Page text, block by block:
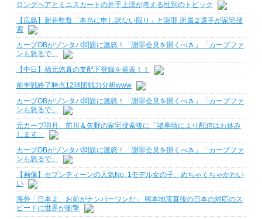
ロングヘアとミニスカートの井手上漠が考える性別のトピック
【広島】新井監督「本当に申し訳ない限り」と謝罪 所属２選手が家宅捜
索
カープOBがゾンタバ問題に激怒！「謝罪会見を開くべき」「カープファ
ンも怒るで」
【中日】福元悠真の支配下登録を発表！！
前半戦終了時点12球団戦力分析www
カープOBがゾンタバ問題に激怒！「謝罪会見を開くべき」「カープファ
ンも怒るで」
元カープ羽月、前川＆矢野の家宅捜索後に「諸事情により配信はお休み
します」
カープOBがゾンタバ問題に激怒！「謝罪会見を開くべき」「カープファ
ンも怒るで」
【画像】セブンティーンの人気No. 1モデル女の子、めちゃくちゃかわい
い
海外「日本よ、お前がナンバーワンだ」 熊本地震直後の日本の対応のス
ピードに世界が衝撃